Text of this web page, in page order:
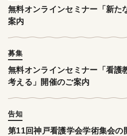
無料オンラインセミナー「新た
案内
募集
無料オンラインセミナー「看護
考える」開催のご案内
告知
第11回神戸看護学会学術集会の